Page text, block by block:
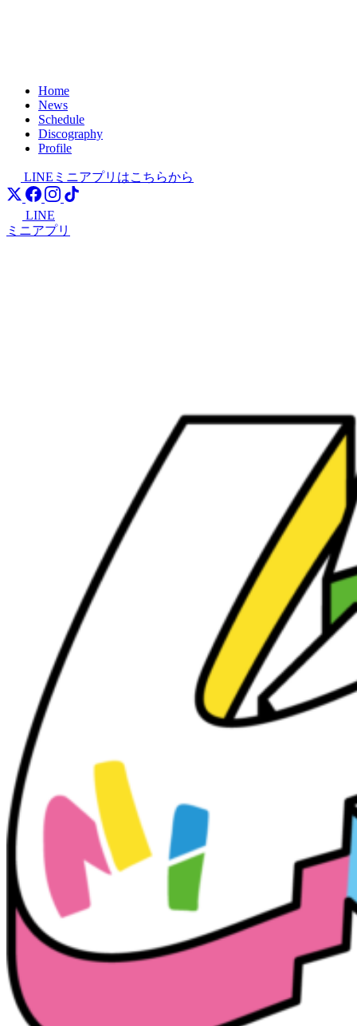
Home
News
Schedule
Discography
Profile
LINEミニアプリはこちらから
LINE
ミニアプリ